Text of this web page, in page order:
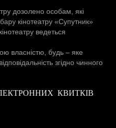
дозолено особам, які
кінотеатру «Супутник»
ведеться
власністю, будь – яке
згідно чинного
КВИТКІВ